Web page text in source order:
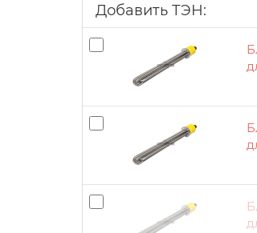
Добавить ТЭН: